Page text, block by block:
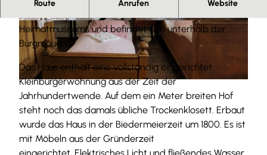
© B. Demontis |CC-BY-SA
© B. Demontis | CC-BY-SA © B. Demontis | CC-BY-SA
Route Anrufen Website
Heimatmuseums und befindet sich unterhalb der
Burgmauern.
Das Haus enthält eine vollständig eingerichtet
Kleinbürgerwohnung aus der Zeit der
Jahrhundertwende. Auf dem ein Meter breiten Hof
steht noch das damals übliche Trockenklosett. Erbaut
wurde das Haus in der Biedermeierzeit um 1800. Es ist
mit Möbeln aus der Gründerzeit